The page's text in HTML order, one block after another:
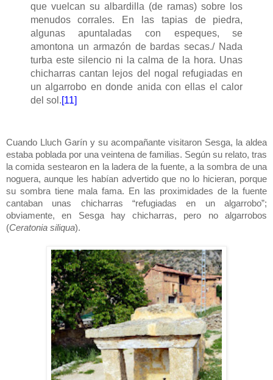
que vuelcan su albardilla (de ramas) sobre los
menudos corrales. En las tapias de piedra,
algunas apuntaladas con espeques, se
amontona un armazón de bardas secas./ Nada
turba este silencio ni la calma de la hora. Unas
chicharras cantan lejos del nogal refugiadas en
un algarrobo en donde anida con ellas el calor
del sol.[11]
Cuando Lluch Garín y su acompañante visitaron Sesga, la aldea
estaba poblada por una veintena de familias. Según su relato, tras
la comida sestearon en la ladera de la fuente, a la sombra de una
noguera, aunque les habían advertido que no lo hicieran, porque
su sombra tiene mala fama. En las proximidades de la fuente
cantaban unas chicharras “refugiadas en un algarrobo”;
obviamente, en Sesga hay chicharras, pero no algarrobos
(Ceratonia siliqua).